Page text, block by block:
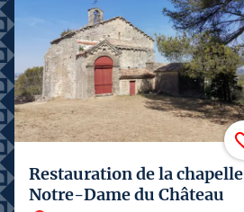
Restauration de la chapelle
Notre-Dame du Château